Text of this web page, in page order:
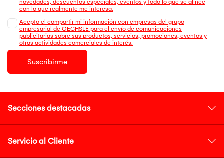
novedades, descuentos especiales, eventos y todo lo que se alinee
con lo que realmente me interesa.
Acepto el compartir mi información con empresas del grupo
empresarial de OECHSLE para el envío de comunicaciones
publicitarias sobre sus productos, servicios, promociones, eventos y
otras actividades comerciales de interés.
Suscribirme
Secciones destacadas
Servicio al Cliente